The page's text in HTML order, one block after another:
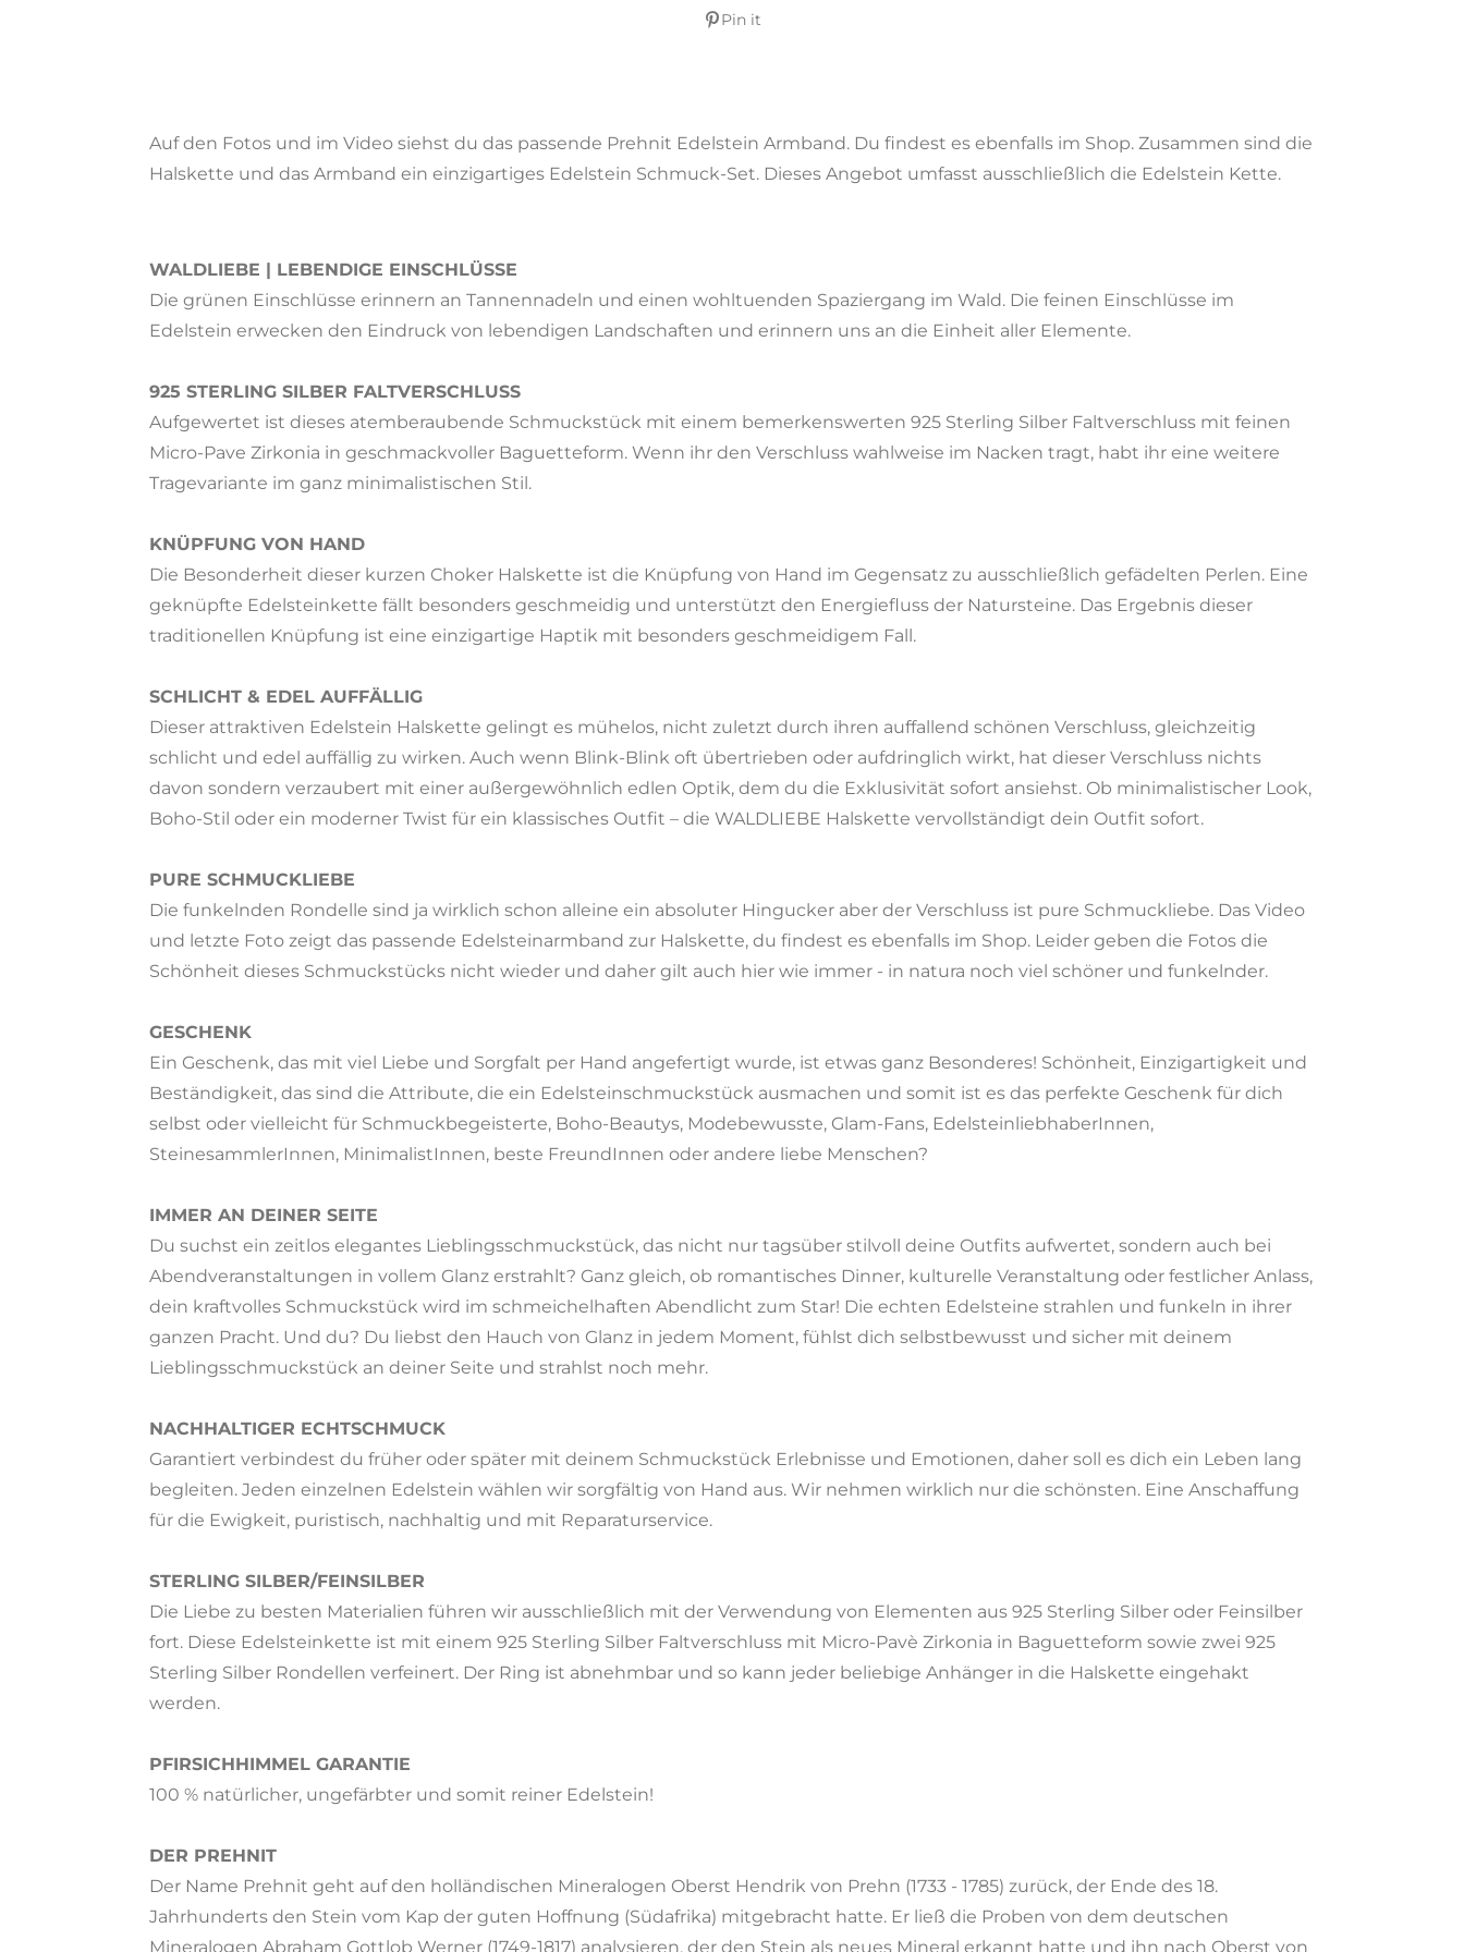
u
l
r
e
Pin it
Auf den Fotos und im Video siehst du das passende Prehnit Edelstein Armband. Du findest es ebenfalls im Shop. Zusammen sind die
Halskette und das Armband ein einzigartiges Edelstein Schmuck-Set. Dieses Angebot umfasst ausschließlich die Edelstein Kette.
WALDLIEBE | LEBENDIGE EINSCHLÜSSE
Die grünen Einschlüsse erinnern an Tannennadeln und einen wohltuenden Spaziergang im Wald. Die feinen Einschlüsse im
Edelstein erwecken den Eindruck von lebendigen Landschaften und erinnern uns an die Einheit aller Elemente.
925 STERLING SILBER FALTVERSCHLUSS
Aufgewertet ist dieses atemberaubende Schmuckstück mit einem bemerkenswerten 925 Sterling Silber Faltverschluss mit feinen
Micro-Pave Zirkonia in geschmackvoller Baguetteform. Wenn ihr den Verschluss wahlweise im Nacken tragt, habt ihr eine weitere
Tragevariante im ganz minimalistischen Stil.
KNÜPFUNG VON HAND
Die Besonderheit dieser kurzen Choker Halskette ist die Knüpfung von Hand im Gegensatz zu ausschließlich gefädelten Perlen. Eine
geknüpfte Edelsteinkette fällt besonders geschmeidig und unterstützt den Energiefluss der Natursteine. Das Ergebnis dieser
traditionellen Knüpfung ist eine einzigartige Haptik mit besonders geschmeidigem Fall.
SCHLICHT & EDEL AUFFÄLLIG
Dieser attraktiven Edelstein Halskette gelingt es mühelos, nicht zuletzt durch ihren auffallend schönen Verschluss, gleichzeitig
schlicht und edel auffällig zu wirken. Auch wenn Blink-Blink oft übertrieben oder aufdringlich wirkt, hat dieser Verschluss nichts
davon sondern verzaubert mit einer außergewöhnlich edlen Optik, dem du die Exklusivität sofort ansiehst. Ob minimalistischer Look,
Boho-Stil oder ein moderner Twist für ein klassisches Outfit – die WALDLIEBE Halskette vervollständigt dein Outfit sofort.
PURE SCHMUCKLIEBE
Die funkelnden Rondelle sind ja wirklich schon alleine ein absoluter Hingucker aber der Verschluss ist pure Schmuckliebe. Das Video
und letzte Foto zeigt das passende Edelsteinarmband zur Halskette, du findest es ebenfalls im Shop. Leider geben die Fotos die
Schönheit dieses Schmuckstücks nicht wieder und daher gilt auch hier wie immer - in natura noch viel schöner und funkelnder.
GESCHENK
Ein Geschenk, das mit viel Liebe und Sorgfalt per Hand angefertigt wurde, ist etwas ganz Besonderes! Schönheit, Einzigartigkeit und
Beständigkeit, das sind die Attribute, die ein Edelsteinschmuckstück ausmachen und somit ist es das perfekte Geschenk für dich
selbst oder vielleicht für Schmuckbegeisterte, Boho-Beautys, Modebewusste, Glam-Fans, EdelsteinliebhaberInnen,
SteinesammlerInnen, MinimalistInnen, beste FreundInnen oder andere liebe Menschen?
IMMER AN DEINER SEITE
Du suchst ein zeitlos elegantes Lieblingsschmuckstück, das nicht nur tagsüber stilvoll deine Outfits aufwertet, sondern auch bei
Abendveranstaltungen in vollem Glanz erstrahlt? Ganz gleich, ob romantisches Dinner, kulturelle Veranstaltung oder festlicher Anlass,
dein kraftvolles Schmuckstück wird im schmeichelhaften Abendlicht zum Star! Die echten Edelsteine strahlen und funkeln in ihrer
ganzen Pracht. Und du? Du liebst den Hauch von Glanz in jedem Moment, fühlst dich selbstbewusst und sicher mit deinem
Lieblingsschmuckstück an deiner Seite und strahlst noch mehr.
NACHHALTIGER ECHTSCHMUCK
Garantiert verbindest du früher oder später mit deinem Schmuckstück Erlebnisse und Emotionen, daher soll es dich ein Leben lang
begleiten. Jeden einzelnen Edelstein wählen wir sorgfältig von Hand aus. Wir nehmen wirklich nur die schönsten. Eine Anschaffung
für die Ewigkeit, puristisch, nachhaltig und mit Reparaturservice.
STERLING SILBER/FEINSILBER
Die Liebe zu besten Materialien führen wir ausschließlich mit der Verwendung von Elementen aus 925 Sterling Silber oder Feinsilber
fort. Diese Edelsteinkette ist mit einem 925 Sterling Silber Faltverschluss mit Micro-Pavè Zirkonia in Baguetteform sowie zwei 925
Sterling Silber Rondellen verfeinert. Der Ring ist abnehmbar und so kann jeder beliebige Anhänger in die Halskette eingehakt
werden.
PFIRSICHHIMMEL GARANTIE
100 % natürlicher, ungefärbter und somit reiner Edelstein!
DER PREHNIT
Der Name Prehnit geht auf den holländischen Mineralogen Oberst Hendrik von Prehn (1733 - 1785) zurück, der Ende des 18.
Jahrhunderts den Stein vom Kap der guten Hoffnung (Südafrika) mitgebracht hatte. Er ließ die Proben von dem deutschen
Mineralogen Abraham Gottlob Werner (1749-1817) analysieren, der den Stein als neues Mineral erkannt hatte und ihn nach Oberst von